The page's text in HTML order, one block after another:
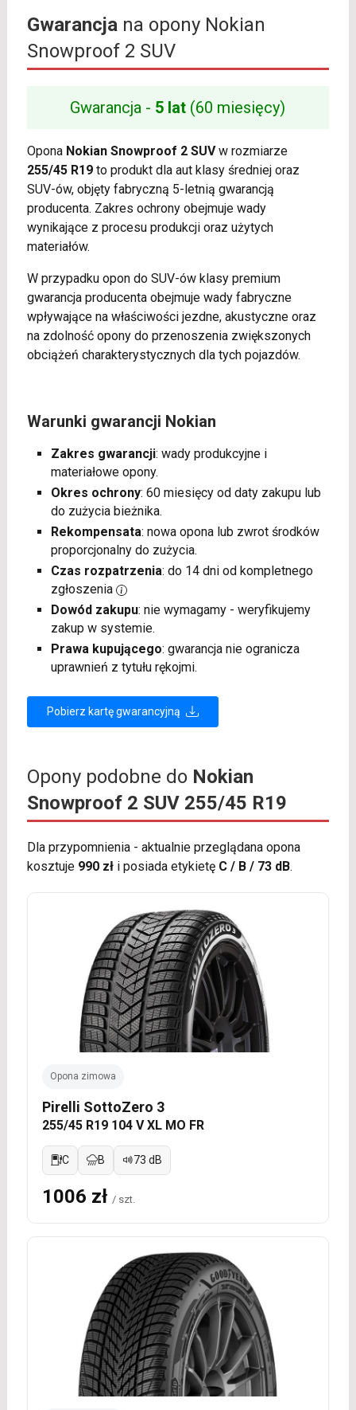
Gwarancjana opony Nokian
Snowproof 2 SUV
Gwarancja - 5 lat (60 miesięcy)
Opona Nokian Snowproof 2 SUVw rozmiarze
255/45 R19to produkt dla aut klasy średniej oraz
SUV-ów, objęty fabryczną 5-letnią gwarancją
producenta. Zakres ochrony obejmuje wady
wynikające z procesu produkcji oraz użytych
materiałów.
W przypadku opon do SUV-ów klasy premium
gwarancja producenta obejmuje wady fabryczne
wpływające na właściwości jezdne, akustyczne oraz
na zdolność opony do przenoszenia zwiększonych
obciążeń charakterystycznych dla tych pojazdów.
Warunki gwarancji Nokian
Zakres gwarancji: wady produkcyjne i
materiałowe opony.
Okres ochrony: 60 miesięcy od daty zakupu lub
do zużycia bieżnika.
Rekompensata: nowa opona lub zwrot środków
proporcjonalny do zużycia.
Czas rozpatrzenia: do 14 dni od kompletnego
zgłoszenia
Dowód zakupu: nie wymagamy - weryfikujemy
zakup w systemie.
Prawa kupującego: gwarancja nie ogranicza
uprawnień z tytułu rękojmi.
Pobierz kartę gwarancyjną
Opony podobne do Nokian
Snowproof 2 SUV 255/45 R19
Dla przypomnienia - aktualnie przeglądana opona
kosztuje 990 złi posiada etykietę C / B / 73 dB.
Opona zimowa
Pirelli SottoZero 3
255/45 R19 104 V XL MO FR
C B 73 dB
1006 zł / szt.